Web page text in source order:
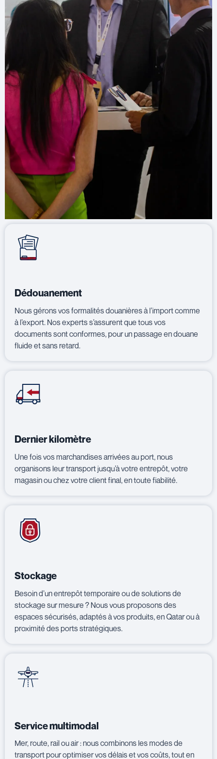
Dédouanement
Nous gérons vos formalités douanières à l’import comme
à l’export. Nos experts s’assurent que tous vos
documents sont conformes, pour un passage en douane
fluide et sans retard.
Dernier kilomètre
Une fois vos marchandises arrivées au port, nous
organisons leur transport jusqu’à votre entrepôt, votre
magasin ou chez votre client final, en toute fiabilité.
Stockage
Besoin d’un entrepôt temporaire ou de solutions de
stockage sur mesure ? Nous vous proposons des
espaces sécurisés, adaptés à vos produits, en Qatar ou à
proximité des ports stratégiques.
Service multimodal
Mer, route, rail ou air : nous combinons les modes de
transport pour optimiser vos délais et vos coûts, tout en